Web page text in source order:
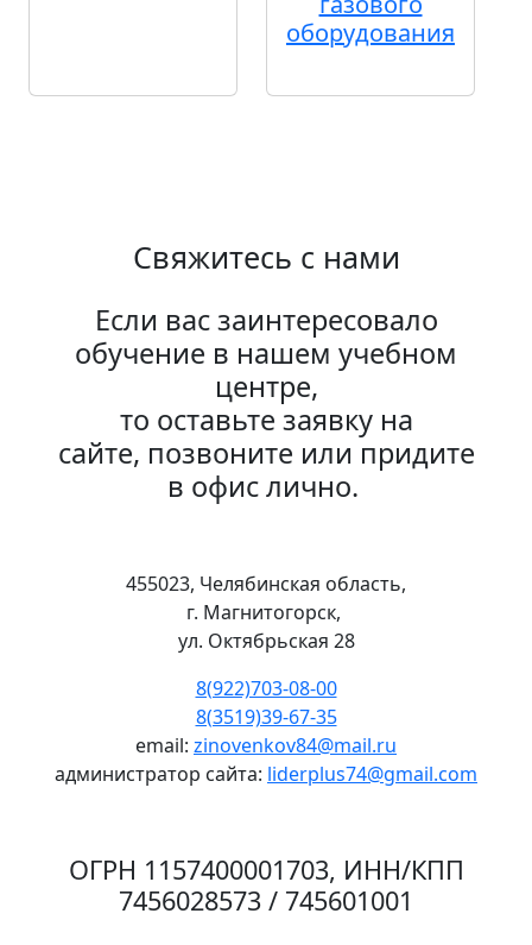
оборудования
Свяжитесь с нами
Если вас заинтересовало
обучение в нашем учебном
центре,
то оставьте заявку на
сайте, позвоните или придите
в офис лично.
455023, Челябинская область,
г. Магнитогорск,
ул. Октябрьская 28
8(922)703-08-00
8(3519)39-67-35
email: zinovenkov84@mail.ru
администратор сайта: liderplus74@gmail.com
ОГРН 1157400001703, ИНН/КПП
7456028573 / 745601001